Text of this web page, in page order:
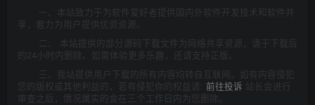
一、本站致力于为软件爱好者提供国内外软件开发技术和软件共
享，着力为用户提供优资资源。
二、 本站提供的部分源码下载文件为网络共享资源，请于下载后
的24小时内删除。如需体验更多乐趣，还请支持正版。
三、我站提供用户下载的所有内容均转自互联网。如有内容侵犯
您的版权或其他利益的，若有侵犯你的权益请: 前往投诉 站长会进行
审查之后，情况属实的会在三个工作日内为您删除。